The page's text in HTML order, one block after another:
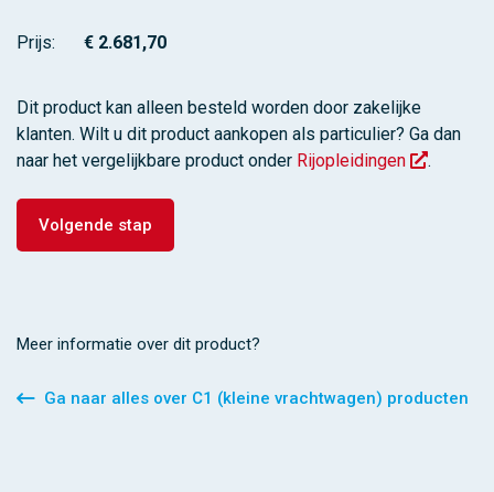
Prijs:
Dit product kan alleen besteld worden door zakelijke
klanten. Wilt u dit product aankopen als particulier? Ga dan
naar het vergelijkbare product onder Rijopleidingen .
Volgende stap
Meer informatie over dit product?
Ga naar alles over C1 (kleine vrachtwagen) producten